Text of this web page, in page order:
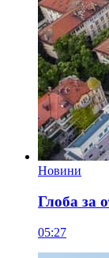
Новини
Глоба за
05:27